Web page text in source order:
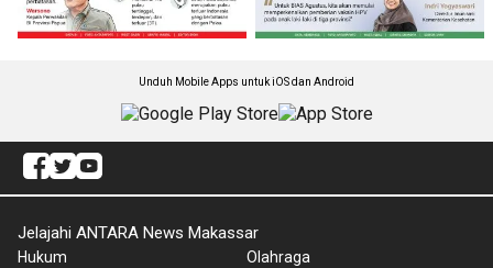
Unduh Mobile Apps untuk iOS dan Android
Jelajahi ANTARA News Makassar
Hukum
Olahraga